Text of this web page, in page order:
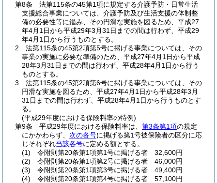
第8条
法第115条の45第1項に規定する介護予防・日常生活
支援総合事業については、介護予防及び生活支援の体制整
備の必要性等に鑑み、その円滑な実施を図るため、平成27
年4月1日から平成29年3月31日までの間は行わず、平成29
年4月1日から行うものとする。
2
法第115条の45第2項第5号に掲げる事業については、その
事業の実施に必要な準備のため、平成27年4月1日から平成
28年3月31日までの間は行わず、平成28年4月1日から行う
ものとする。
3
法第115条の45第2項第6号に掲げる事業については、その
円滑な実施を図るため、平成27年4月1日から平成28年3月
31日までの間は行わず、平成28年4月1日から行うものとす
る。
(平成29年度における保険料率の特例)
第9条
平成29年度における保険料率は、 第3条第1項の規定
にかかわらず、 次の各号に掲げる第1号被保険者の区分に応
じそれぞれ当該各号に定める額とする。
(1)
令附則第20条第1項第1号に掲げる者 32,600円
(2)
令附則第20条第1項第2号に掲げる者 46,000円
(3)
令附則第20条第1項第3号に掲げる者 49,400円
(4)
令附則第20条第1項第4号に掲げる者 57,100円